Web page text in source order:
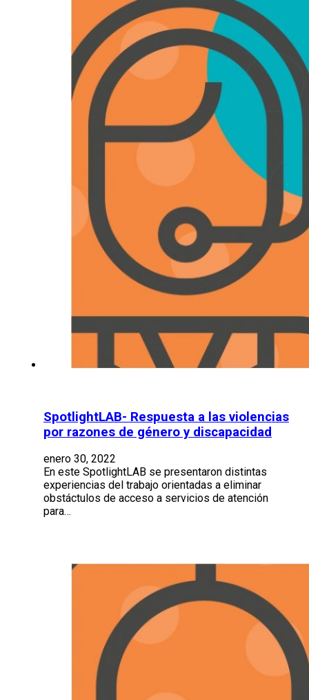
SpotlightLAB- Respuesta a las violencias
por razones de género y discapacidad
enero 30, 2022
En este SpotlightLAB se presentaron distintas
experiencias del trabajo orientadas a eliminar
obstáctulos de acceso a servicios de atención
para…